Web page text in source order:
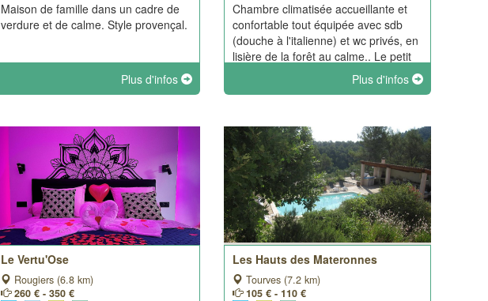
Maison de famille dans un cadre de
verdure et de calme. Style provençal.
Plus d'infos
Chambre climatisée accueillante et
confortable tout équipée avec sdb
(douche à l'italienne) et wc privés, en
lisière de la forêt au calme.. Le petit
déjeuner peut-être pris en terrasse
privative ou dans la chambre en
Plus d'infos
Le Vertu'Ose
Rougiers (6.8 km)
260 € - 350 €
Les Hauts des Materonnes
Tourves (7.2 km)
105 € - 110 €